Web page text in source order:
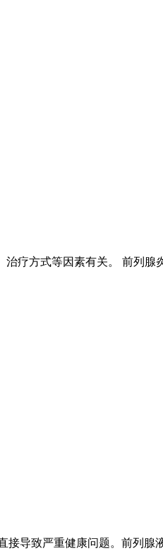
疗方式等因素有关。 前列
导致严重健康问题。前列